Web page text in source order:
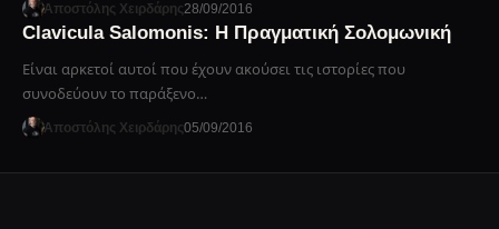
Αποστόλης Χειρδάρης28/09/2016
Clavicula Salomonis: H Πραγματική Σολομωνική
Είναι αρκετοί αυτοί που έχουν ακούσει τις ιστορίες που
συνοδεύουν το παράξενο…
Αποστόλης Χειρδάρης05/09/2016